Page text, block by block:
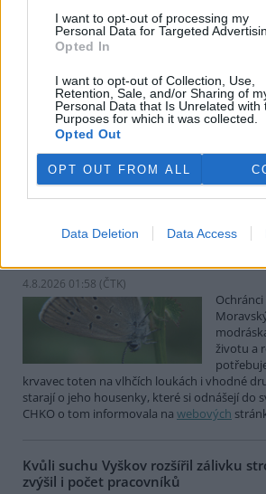
I want to opt-out of processing my
Personal Data for Targeted
Opted In
I want to opt-out of Collection, Use,
Retention, Sale, and/or Sharing of
Personal Data that Is Unrelated with
Purposes for which it was collected.
Opted Out
OPT OUT FROM ALL
Data Deletion Data Access
Ghanský parlament schválil přísný
kakaových plantáží
4.8.2026 12:39 (ČTK)
Ghanský
zákon,
úřadů
plantáž na jiný účel. Informovala o tom
Ochránci přírody našli v Moravském
4.8.2026 01:58 (ČTK)
životu a
krvavec toten na vlhčích loukách i vhodné
starají o jeho housenky, které si odnášejí do
CHKO o tom informovala na webových
Kvůli suchu Vyškov rozšířil zálivku
zvýšil i počet pracovníků